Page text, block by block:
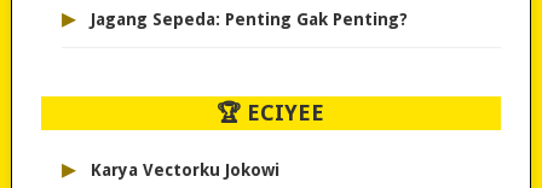
▸ Jagang Sepeda: Penting Gak Penting?
🏆 ECIYEE
▸ Karya Vectorku Jokowi